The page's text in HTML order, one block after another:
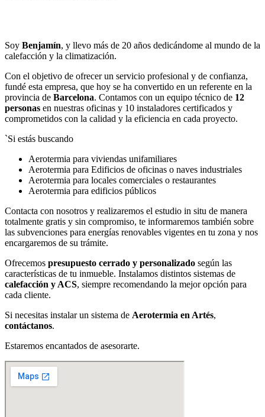
Soy Benjamín, y llevo más de 20 años dedicándome al mundo de la
calefacción y la climatización.
Con el objetivo de ofrecer un servicio profesional y de confianza,
fundé esta empresa, que hoy se ha convertido en un referente en la
provincia de Barcelona. Contamos con un equipo técnico de 12
personas en nuestras oficinas y 10 instaladores certificados y
comprometidos con la calidad y la eficiencia en cada proyecto.
`Si estás buscando
Aerotermia para viviendas unifamiliares
Aerotermia para Edificios de oficinas o naves industriales
Aerotermia para locales comerciales o restaurantes
Aerotermia para edificios públicos
Contacta con nosotros y realizaremos el estudio in situ de manera
totalmente gratis y sin compromiso, te informaremos también sobre
las subvenciones para energías renovables vigentes en tu zona y nos
encargaremos de su trámite.
Ofrecemos presupuesto cerrado y personalizado según las
características de tu inmueble. Instalamos distintos sistemas de
calefacción y ACS, siempre recomendando la mejor opción para
cada cliente.
Si necesitas instalar un sistema de Aerotermia en Artés,
contáctanos.
Estaremos encantados de asesorarte.